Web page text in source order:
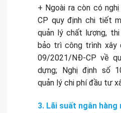
+ Ngoài ra còn có
CP quy định chi tiết
quản lý chất lượng,
bảo trì công trình xây
09/2021/NĐ-CP về
dựng; Nghị định số
quản lý chi phí đầu tư
3. Lãi suất ngân hàng